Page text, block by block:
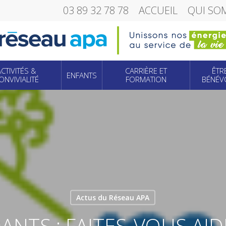
03 89 32 78 78 ACCUEIL QUI
&
ENFANTS
CARRIÈRE ET
FORMATION
Actus du Réseau APA